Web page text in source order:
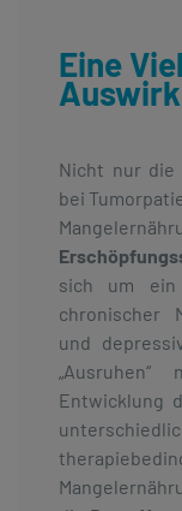
Eine
Nicht nur die
bei
sich um ein
chronischer
und
Entwicklung